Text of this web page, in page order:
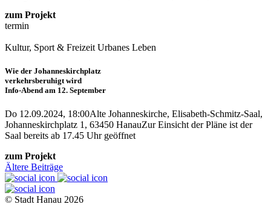
zum Projekt
termin
Kultur, Sport & Freizeit Urbanes Leben
Wie der Johanneskirchplatz
verkehrsberuhigt wird
Info-Abend am 12. September
Do 12.09.2024, 18:00Alte Johanneskirche, Elisabeth-Schmitz-Saal,
Johanneskirchplatz 1, 63450 HanauZur Einsicht der Pläne ist der
Saal bereits ab 17.45 Uhr geöffnet
zum Projekt
Beitragsnavigation
Ältere Beiträge
© Stadt Hanau 2026